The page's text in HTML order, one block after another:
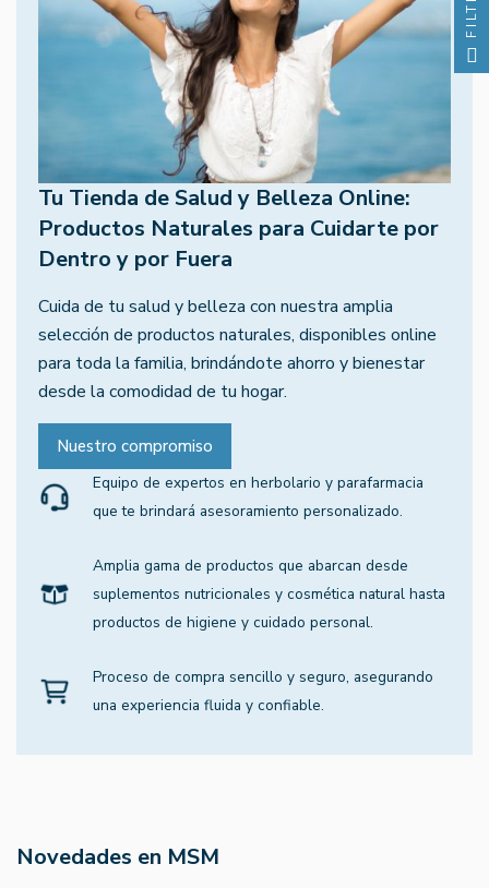
Tu Tienda de Salud y Belleza Online:
Productos Naturales para Cuidarte por
Dentro y por Fuera
Cuida de tu salud y belleza con nuestra amplia
selección de productos naturales, disponibles online
para toda la familia, brindándote ahorro y bienestar
desde la comodidad de tu hogar.
Nuestro compromiso
Equipo de expertos en herbolario y parafarmacia
que te brindará asesoramiento personalizado.
Amplia gama de productos que abarcan desde
suplementos nutricionales y cosmética natural hasta
productos de higiene y cuidado personal.
Proceso de compra sencillo y seguro, asegurando
una experiencia fluida y confiable.
Novedades en MSM